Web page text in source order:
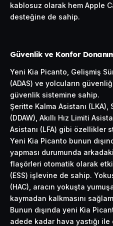
kablosuz olarak hem Apple
desteğine de sahip.
Güvenlik ve Konfor
Yeni Kia Picanto, Gelişmiş
(ADAS) ve yolcuların
güvenlik sistemine sahip.
Şeritte Kalma Asistanı (LKA),
(DDAW), Akıllı Hız Limiti
Asistanı (LFA) gibi özellikler
Yeni Kia Picanto bunun
yapması durumunda
flaşörleri otomatik olarak
(ESS) işlevine de sahip.
(HAC), aracın yokuşta
kaymadan kalkmasını
Bunun dışında yeni Kia
adede kadar hava yastığı ile